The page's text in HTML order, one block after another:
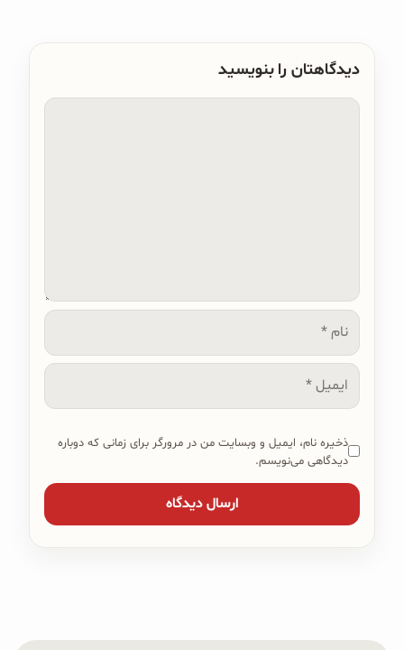
دیدگاهتان را بنویسید
نام
ایمیل
ذخیره نام، ایمیل و وبسایت من در مرورگر برای زمانی که دوباره
دیدگاهی می‌نویسم.